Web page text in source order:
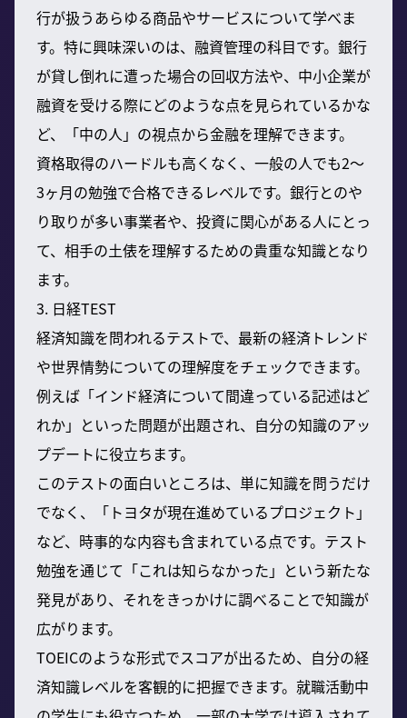
行が扱うあらゆる商品やサービスについて学べま
す。特に興味深いのは、融資管理の科目です。銀行
が貸し倒れに遭った場合の回収方法や、中小企業が
融資を受ける際にどのような点を見られているかな
ど、「中の人」の視点から金融を理解できます。
資格取得のハードルも高くなく、一般の人でも2〜
3ヶ月の勉強で合格できるレベルです。銀行とのや
り取りが多い事業者や、投資に関心がある人にとっ
て、相手の土俵を理解するための貴重な知識となり
ます。
3. 日経TEST
経済知識を問われるテストで、最新の経済トレンド
や世界情勢についての理解度をチェックできます。
例えば「インド経済について間違っている記述はど
れか」といった問題が出題され、自分の知識のアッ
プデートに役立ちます。
このテストの面白いところは、単に知識を問うだけ
でなく、「トヨタが現在進めているプロジェクト」
など、時事的な内容も含まれている点です。テスト
勉強を通じて「これは知らなかった」という新たな
発見があり、それをきっかけに調べることで知識が
広がります。
TOEICのような形式でスコアが出るため、自分の経
済知識レベルを客観的に把握できます。就職活動中